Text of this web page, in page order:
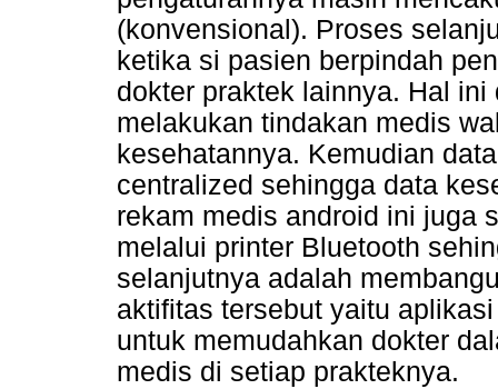
(konvensional). Proses
ketika si pasien berpindah
dokter praktek lainnya. Hal
melakukan tindakan medis
kesehatannya. Kemudian
centralized sehingga data
rekam medis android ini juga
melalui printer Bluetooth
selanjutnya adalah
aktifitas tersebut yaitu
untuk memudahkan dokter
medis di setiap prakteknya.